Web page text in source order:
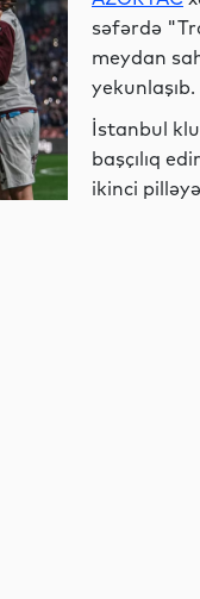
səfərdə
meydan
yekunlaşıb.
İstanbul
başçılıq
ikinci